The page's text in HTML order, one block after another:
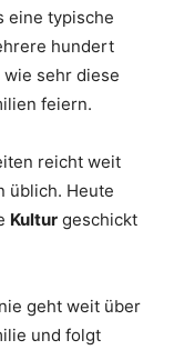
eine typische
hundert
wie sehr diese
feiern.
reicht weit
üblich. Heute
Kultur geschickt
geht weit über
und folgt